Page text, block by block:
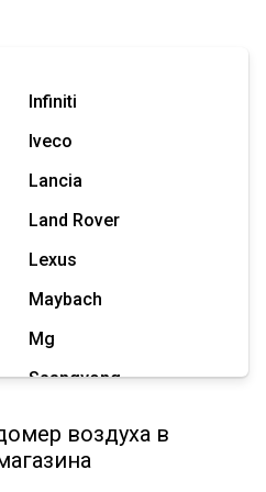
Infiniti
Iveco
Lancia
Land Rover
Lexus
Maybach
Mg
Ssangyong
Tesla
воздуха в